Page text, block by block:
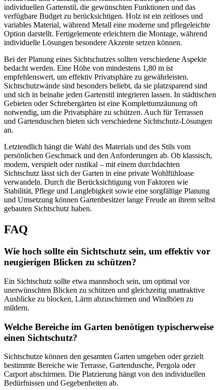
individuellen Gartenstil, die gewünschten Funktionen und das
verfügbare Budget zu berücksichtigen. Holz ist ein zeitloses und
variables Material, während Metall eine moderne und pflegeleichte
Option darstellt. Fertigelemente erleichtern die Montage, während
individuelle Lösungen besondere Akzente setzen können.
Bei der Planung eines Sichtschutzes sollten verschiedene Aspekte
bedacht werden. Eine Höhe von mindestens 1,80 m ist
empfehlenswert, um effektiv Privatsphäre zu gewährleisten.
Sichtschutzwände sind besonders beliebt, da sie platzsparend sind
und sich in beinahe jeden Gartenstil integrieren lassen. In städtischen
Gebieten oder Schrebergärten ist eine Komplettumzäunung oft
notwendig, um die Privatsphäre zu schützen. Auch für Terrassen
und Gartenduschen bieten sich verschiedene Sichtschutz-Lösungen
an.
Letztendlich hängt die Wahl des Materials und des Stils vom
persönlichen Geschmack und den Anforderungen ab. Ob klassisch,
modern, verspielt oder rustikal – mit einem durchdachten
Sichtschutz lässt sich der Garten in eine private Wohlfühloase
verwandeln. Durch die Berücksichtigung von Faktoren wie
Stabilität, Pflege und Langlebigkeit sowie eine sorgfältige Planung
und Umsetzung können Gartenbesitzer lange Freude an ihrem selbst
gebauten Sichtschutz haben.
FAQ
Wie hoch sollte ein Sichtschutz sein, um effektiv vor
neugierigen Blicken zu schützen?
Ein Sichtschutz sollte etwa mannshoch sein, um optimal vor
unerwünschten Blicken zu schützen und gleichzeitig unattraktive
Ausblicke zu blocken, Lärm abzuschirmen und Windböen zu
mildern.
Welche Bereiche im Garten benötigen typischerweise
einen Sichtschutz?
Sichtschutze können den gesamten Garten umgeben oder gezielt
bestimmte Bereiche wie Terrasse, Gartendusche, Pergola oder
Carport abschirmen. Die Platzierung hängt von den individuellen
Bedürfnissen und Gegebenheiten ab.